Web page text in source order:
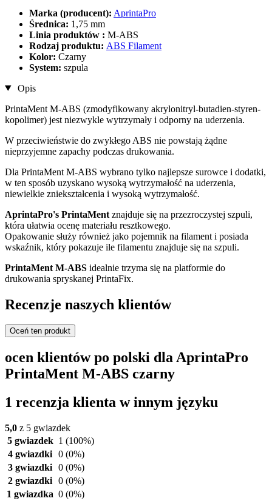
Marka (producent): AprintaPro
Średnica: 1,75 mm
Linia produktów : M-ABS
Rodzaj produktu: ABS Filament
Kolor: Czarny
System: szpula
Opis
PrintaMent M-ABS (zmodyfikowany akrylonitryl-butadien-styren-
kopolimer) jest niezwykle wytrzymały i odporny na uderzenia.
W przeciwieństwie do zwykłego ABS nie powstają żądne
nieprzyjemne zapachy podczas drukowania.
Dla PrintaMent M-ABS wybrano tylko najlepsze surowce i dodatki,
w ten sposób uzyskano wysoką wytrzymałość na uderzenia,
niewielkie zniekształcenia i wysoką wytrzymałość.
AprintaPro's PrintaMent znajduje się na przezroczystej szpuli,
która ułatwia ocenę materiału resztkowego.
Opakowanie służy również jako pojemnik na filament i posiada
wskaźnik, który pokazuje ile filamentu znajduje się na szpuli.
PrintaMent M-ABS idealnie trzyma się na platformie do
drukowania spryskanej PrintaFix.
Recenzje naszych klientów
Oceń ten produkt
ocen klientów po polski dla AprintaPro
PrintaMent M-ABS czarny
1 recenzja klienta w innym języku
5,0 z 5 gwiazdek
5 gwiazdek 1 (100%)
4 gwiazdki 0 (0%)
3 gwiazdki 0 (0%)
2 gwiazdki 0 (0%)
1 gwiazdka 0 (0%)